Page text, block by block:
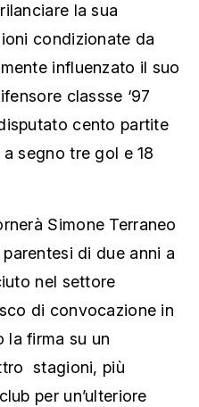
la sua
condizionate da
influenzato il suo
classse ‘97
cento partite
segno tre gol e 18
Simone Terraneo
di due anni a
nel settore
di convocazione in
la firma su un
stagioni, più
per un’ulteriore